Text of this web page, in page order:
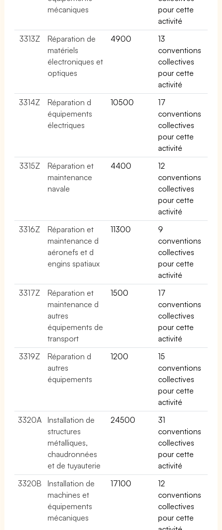
mécaniques
pour cette
activité
3313Z
Réparation de
matériels
électroniques et
optiques
4900
13
conventions
collectives
pour cette
activité
3314Z
Réparation d
équipements
électriques
10500
17
conventions
collectives
pour cette
activité
3315Z
Réparation et
maintenance
navale
4400
12
conventions
collectives
pour cette
activité
3316Z
Réparation et
maintenance d
aéronefs et d
engins spatiaux
11300
9
conventions
collectives
pour cette
activité
3317Z
Réparation et
maintenance d
autres
équipements de
transport
1500
17
conventions
collectives
pour cette
activité
3319Z
Réparation d
autres
équipements
1200
15
conventions
collectives
pour cette
activité
3320A
Installation de
structures
métalliques,
chaudronnées
et de tuyauterie
24500
31
conventions
collectives
pour cette
activité
3320B
Installation de
machines et
équipements
mécaniques
17100
12
conventions
collectives
pour cette